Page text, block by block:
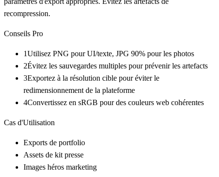
recompression.
Conseils Pro
1Utilisez PNG pour UI/texte, JPG 90% pour les photos
2Évitez les sauvegardes multiples pour prévenir les artefacts
3Exportez à la résolution cible pour éviter le
redimensionnement de la plateforme
4Convertissez en sRGB pour des couleurs web cohérentes
Cas d'Utilisation
Exports de portfolio
Assets de kit presse
Images héros marketing